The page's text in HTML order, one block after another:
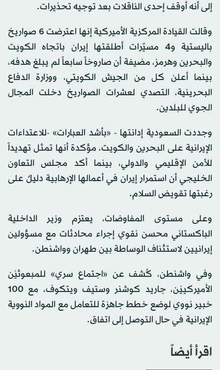
إلى أنه أوقف إحدى الناقلات بعد توجيه تحذيرات.
وقالت القيادة المركزية الأميركية إنها اعترضت 6 صواريخ
باليستية و4 مسيّرات أطلقتها إيران باتجاه الكويت
والبحرين وهرمز، مضيفة أن صاروخاً سابعاً لم يبلغ هدفه،
بينما أعلن كل من الجيش الكويتي، ووزارة الدفاع
البحرينية، التصدي لعشرات الصواريخ دخلت المجال
الجوي للبلدين.
وجددت السعودية إدانتها - «بأشد العبارات» -للاعتداءات
الإيرانية على البحرين والكويت، مؤكدة أنها تمثل تهديداً
للأمن الإقليمي والدولي، بينما أكد مجلس التعاون
الخليجي أن استمرار إيران في أعمالها الإرهابية دليلٌ على
رغبتها تقويض السلام.
وعلى مستوى المفاوضات، يعتزم وزير الداخلية
الباكستاني محسن نقوي إجراء محادثات مع مسؤولين
إيرانيين لاستئناف الوساطة بين طهران وواشنطن.
وفي واشنطن، كُشف عن «اجتماع سري» للمبعوثيْن
الأميركييْن، جاريد كوشنر وستيف ويتكوف، مع 100
خبير نووي لوضع خطط جاهزة للتعامل مع المواد النووية
الإيرانية في حال التوصل إلى اتفاق.
اقرأ أيضاً